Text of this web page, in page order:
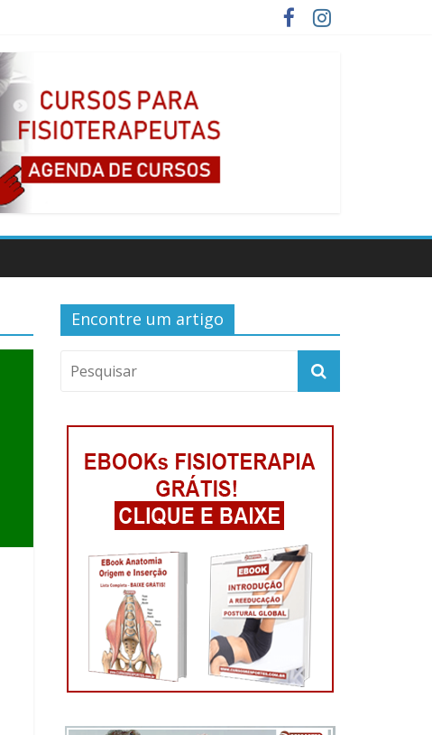
Encontre um artigo